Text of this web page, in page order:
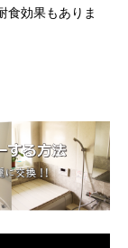
食効果もありま